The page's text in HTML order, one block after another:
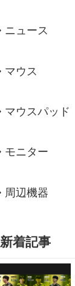
ニュース
マウス
マウスパッド
モニター
周辺機器
新着記事